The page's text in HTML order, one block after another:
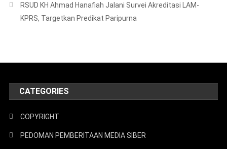
RSUD KH Ahmad Hanafiah Jalani Survei Akreditasi LAM-
KPRS, Targetkan Predikat Paripurna
CATEGORIES
COPYRIGHT
PEDOMAN PEMBERITAAN MEDIA SIBER